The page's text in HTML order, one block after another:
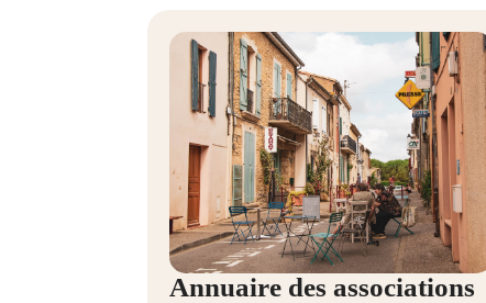
Annuaire des associations